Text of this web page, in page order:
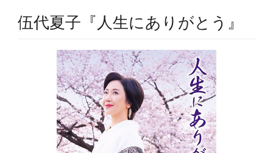
伍代夏子『人生にありがとう』